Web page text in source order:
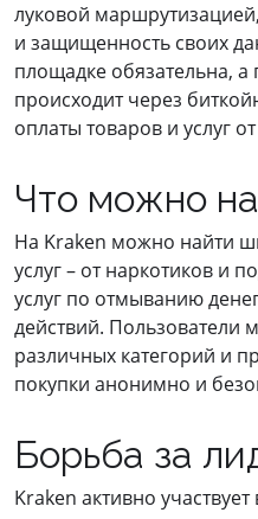
луковой
и защищенность своих
площадке обязательна,
происходит через
оплаты товаров и услуг
Что можно
На Kraken можно найти
услуг – от наркотиков и
услуг по отмыванию
действий. Пользователи
различных категорий и
покупки анонимно и
Борьба за
Kraken активно